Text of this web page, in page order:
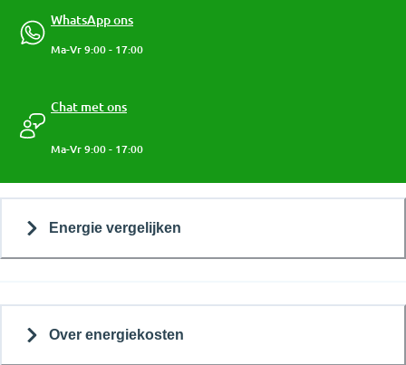
WhatsApp ons
Ma-Vr 9:00 - 17:00
Chat met ons
Ma-Vr 9:00 - 17:00
Energie vergelijken
Over energiekosten